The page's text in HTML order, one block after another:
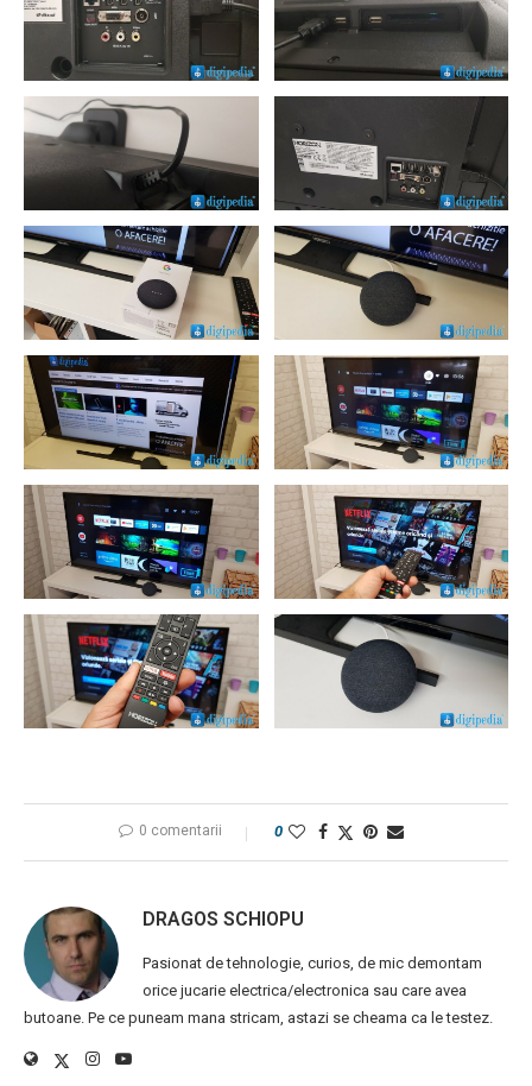
0 comentarii 0
DRAGOS SCHIOPU
Pasionat de tehnologie, curios, de mic demontam
orice jucarie electrica/electronica sau care avea
butoane. Pe ce puneam mana stricam, astazi se cheama ca le testez.